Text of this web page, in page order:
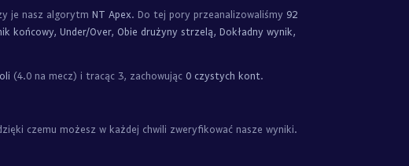
je nasz algorytm NT Apex. Do tej pory przeanalizowaliśmy 92
końcowy, Under/Over, Obie drużyny strzelą, Dokładny wynik,
(4.0 na mecz) i tracąc 3, zachowując 0 czystych kont.
czemu możesz w każdej chwili zweryfikować nasze wyniki.